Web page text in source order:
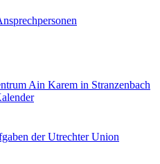
Ain Karem in Stranzenbach
der Utrechter Union